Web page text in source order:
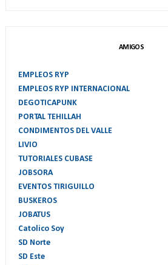
AMIGOS
EMPLEOS RYP
EMPLEOS RYP INTERNACIONAL
DEGOTICAPUNK
PORTAL TEHILLAH
CONDIMENTOS DEL VALLE
LIVIO
TUTORIALES CUBASE
JOBSORA
EVENTOS TIRIGUILLO
BUSKEROS
JOBATUS
Catolico Soy
SD Norte
SD Este